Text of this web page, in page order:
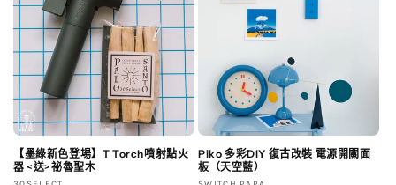
【墨綠新色登場】T Torch噴射點火
器 <送>祕魯聖木
Piko 多彩DIY 復古改裝 電源開關面
板（天空藍）